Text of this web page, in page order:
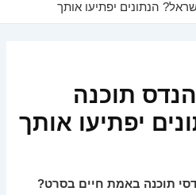
הנתונים יפתיעו אותך
תוכנה
יפתיעו אותך
תוכנה באמת חיים בסרט?